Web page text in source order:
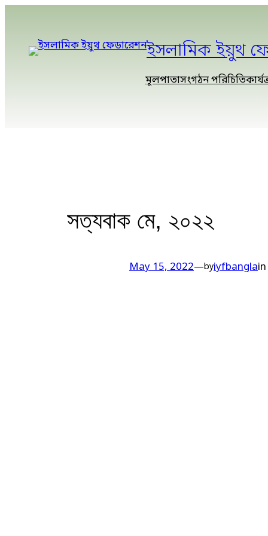
ইসলামিক ইয়ুথ
মূলপাতাসংগঠন পরিচিতি
সত্যবাক মে, ২০২২
May 15, 2022—byiyfbanglain